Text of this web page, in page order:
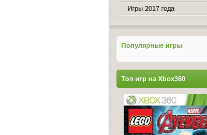
Игры 2017 года
Популярные игры
Топ игр на Xbox360